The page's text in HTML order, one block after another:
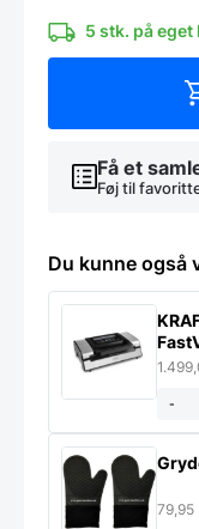
5 stk. på
Få et
Føj til
Du kunne også
-
79,95